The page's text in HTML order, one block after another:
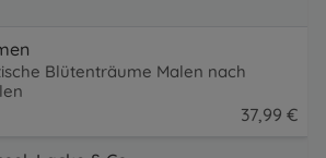
Blütenträume Malen nach
37,99 €